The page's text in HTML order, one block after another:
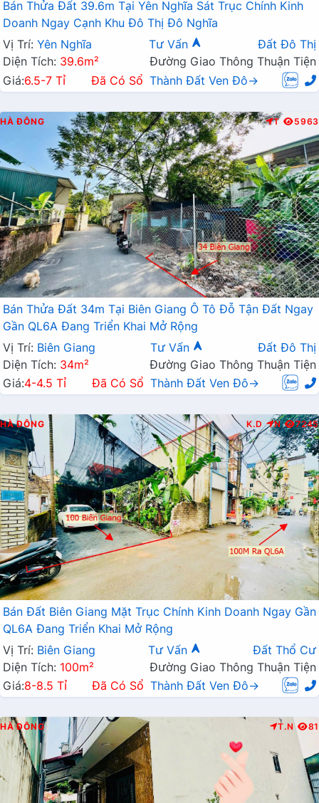
Bán Thửa Đất 39.6m Tại Yên Nghĩa Sát Trục Chính Kinh
Doanh Ngay Cạnh Khu Đô Thị Đô Nghĩa
Vị Trí: Yên Nghĩa Tư Vấn
Đất Đô Thị
Diện Tích: 39.6m²
Đường Giao Thông Thuận Tiện
Giá:6.5-7 Tỉ Đã Có Sổ Thành Đất Ven Đô→
HÀ ĐÔNG T 5963
Bán Thửa Đất 34m Tại Biên Giang Ô Tô Đỗ Tận Đất Ngay
Gần QL6A Đang Triển Khai Mở Rộng
Vị Trí: Biên Giang Tư Vấn
Đất Đô Thị
Diện Tích: 34m²
Đường Giao Thông Thuận Tiện
Giá:4-4.5 Tỉ Đã Có Sổ Thành Đất Ven Đô→
HÀ ĐÔNG K.D N 7245
Bán Đất Biên Giang Mặt Trục Chính Kinh Doanh Ngay Gần
QL6A Đang Triển Khai Mở Rộng
Vị Trí: Biên Giang Tư Vấn
Đất Thổ Cư
Diện Tích: 100m²
Đường Giao Thông Thuận Tiện
Giá:8-8.5 Tỉ Đã Có Sổ Thành Đất Ven Đô→
HÀ ĐÔNG T.N 81